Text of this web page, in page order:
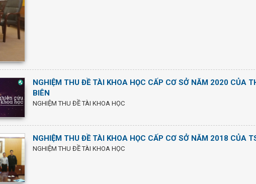
NGHIỆM THU ĐỀ TÀI KHOA HỌC CẤP CƠ SỞ NĂM 2020 CỦA
BIÊN
NGHIỆM THU ĐỀ TÀI KHOA HỌC
NGHIỆM THU ĐỀ TÀI KHOA HỌC CẤP CƠ SỞ NĂM 2018 CỦA
NGHIỆM THU ĐỀ TÀI KHOA HỌC